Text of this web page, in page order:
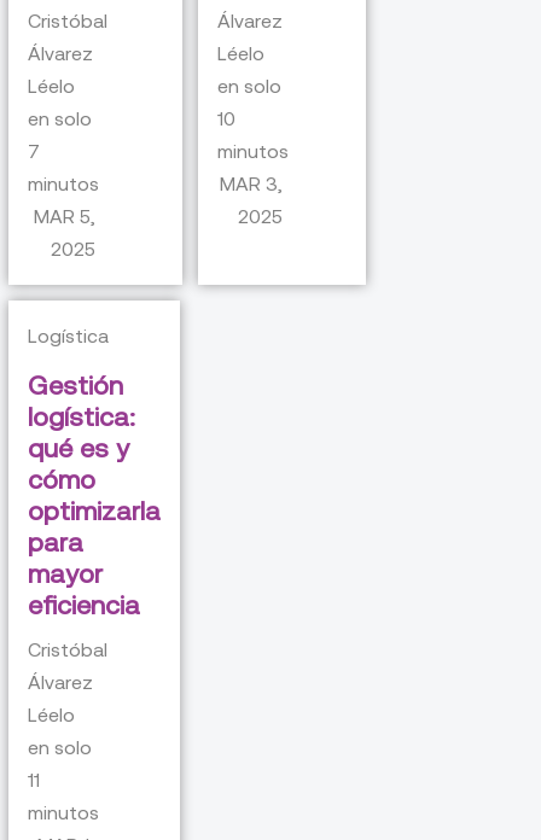
Cristóbal
Álvarez
Léelo
en solo
7
minutos
MAR 5,
2025
Álvarez
Léelo
en solo
10
minutos
MAR 3,
2025
Logística
Gestión
logística:
qué es y
cómo
optimizarla
para
mayor
eficiencia
Cristóbal
Álvarez
Léelo
en solo
11
minutos